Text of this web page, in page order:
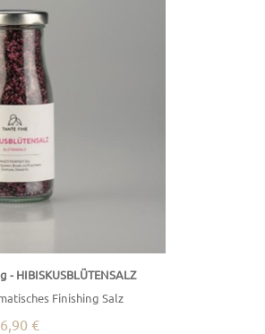
- HIBISKUSBLÜTENSALZ
Finishing Salz
6,90 €